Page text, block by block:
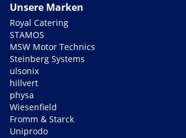
Unsere Marken
Royal Catering
STAMOS
MSW Motor Technics
Steinberg Systems
ulsonix
hillvert
physa
Wiesenfield
Fromm & Starck
Uniprodo